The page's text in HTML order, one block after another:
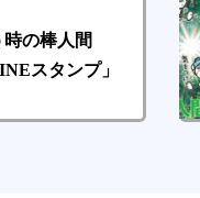
の棒人間
スタンプ」